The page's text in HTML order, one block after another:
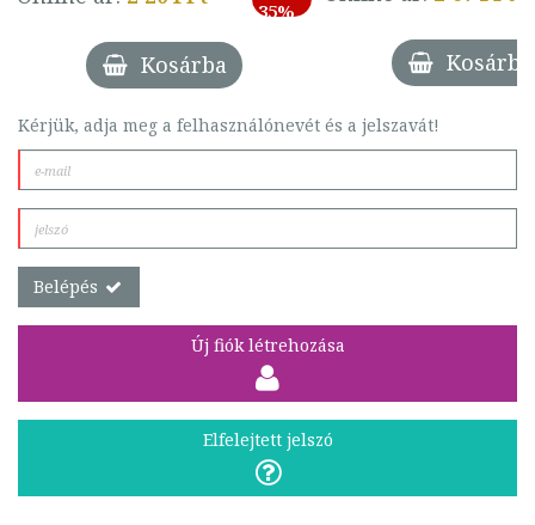
35%
Kosárba Kosárba
Kérjük, adja meg a felhasználónevét és a jelszavát!
Belépés
Új fiók létrehozása
Elfelejtett jelszó